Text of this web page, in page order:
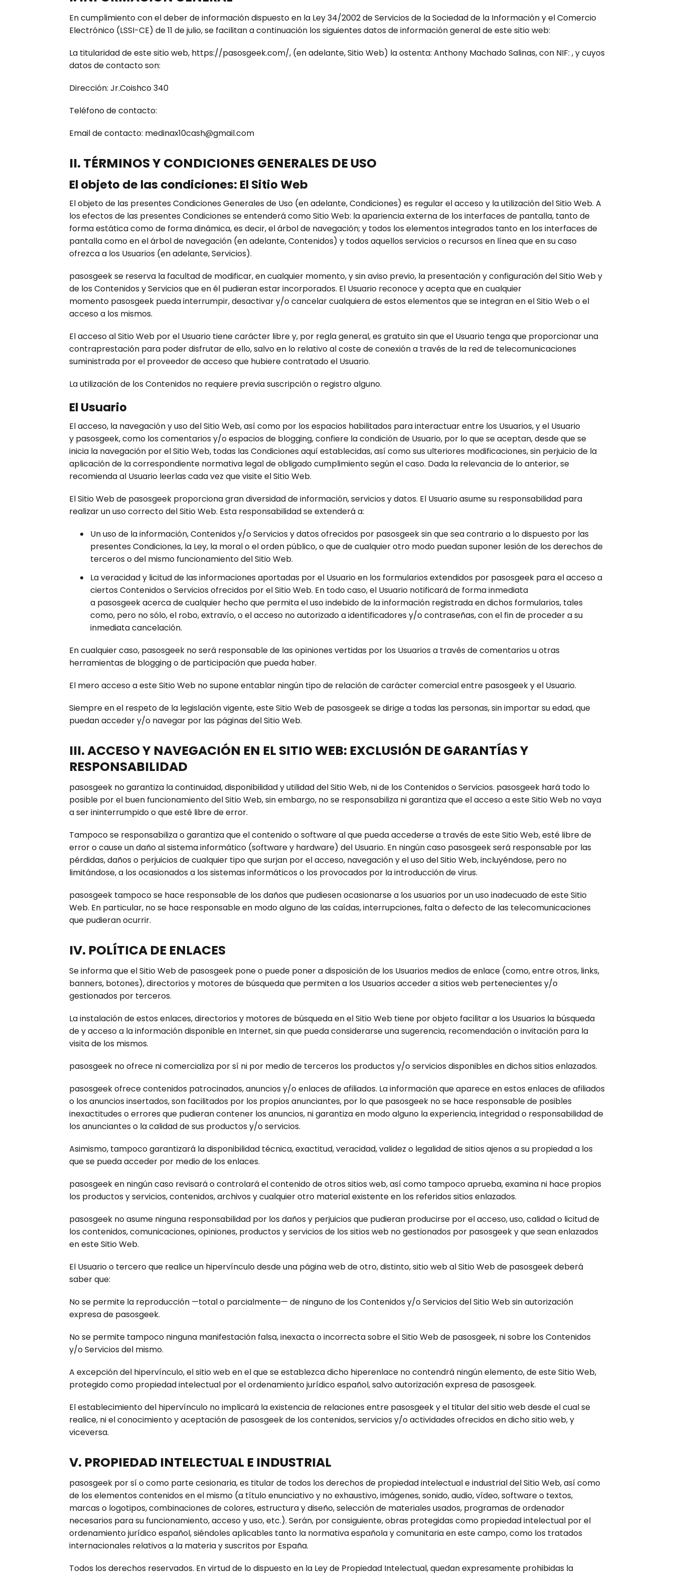
En cumplimiento con el deber de información dispuesto en la Ley 34/2002 de Servicios de la Sociedad de la Información y el Comercio
Electrónico (LSSI-CE) de 11 de julio, se facilitan a continuación los siguientes datos de información general de este sitio web:
La titularidad de este sitio web, https://pasosgeek.com/, (en adelante, Sitio Web) la ostenta: Anthony Machado Salinas, con NIF: , y cuyos
datos de contacto son:
Dirección: Jr.Coishco 340
Teléfono de contacto:
Email de contacto: medinax10cash@gmail.com
II. TÉRMINOS Y CONDICIONES GENERALES DE USO
El objeto de las condiciones: El Sitio Web
El objeto de las presentes Condiciones Generales de Uso (en adelante, Condiciones) es regular el acceso y la utilización del Sitio Web. A
los efectos de las presentes Condiciones se entenderá como Sitio Web: la apariencia externa de los interfaces de pantalla, tanto de
forma estática como de forma dinámica, es decir, el árbol de navegación; y todos los elementos integrados tanto en los interfaces de
pantalla como en el árbol de navegación (en adelante, Contenidos) y todos aquellos servicios o recursos en línea que en su caso
ofrezca a los Usuarios (en adelante, Servicios).
pasosgeek se reserva la facultad de modificar, en cualquier momento, y sin aviso previo, la presentación y configuración del Sitio Web y
de los Contenidos y Servicios que en él pudieran estar incorporados. El Usuario reconoce y acepta que en cualquier
momento pasosgeek pueda interrumpir, desactivar y/o cancelar cualquiera de estos elementos que se integran en el Sitio Web o el
acceso a los mismos.
El acceso al Sitio Web por el Usuario tiene carácter libre y, por regla general, es gratuito sin que el Usuario tenga que proporcionar una
contraprestación para poder disfrutar de ello, salvo en lo relativo al coste de conexión a través de la red de telecomunicaciones
suministrada por el proveedor de acceso que hubiere contratado el Usuario.
La utilización de los Contenidos no requiere previa suscripción o registro alguno.
El Usuario
El acceso, la navegación y uso del Sitio Web, así como por los espacios habilitados para interactuar entre los Usuarios, y el Usuario
y pasosgeek, como los comentarios y/o espacios de blogging, confiere la condición de Usuario, por lo que se aceptan, desde que se
inicia la navegación por el Sitio Web, todas las Condiciones aquí establecidas, así como sus ulteriores modificaciones, sin perjuicio de la
aplicación de la correspondiente normativa legal de obligado cumplimiento según el caso. Dada la relevancia de lo anterior, se
recomienda al Usuario leerlas cada vez que visite el Sitio Web.
El Sitio Web de pasosgeek proporciona gran diversidad de información, servicios y datos. El Usuario asume su responsabilidad para
realizar un uso correcto del Sitio Web. Esta responsabilidad se extenderá a:
Un uso de la información, Contenidos y/o Servicios y datos ofrecidos por pasosgeek sin que sea contrario a lo dispuesto por las
presentes Condiciones, la Ley, la moral o el orden público, o que de cualquier otro modo puedan suponer lesión de los derechos de
terceros o del mismo funcionamiento del Sitio Web.
La veracidad y licitud de las informaciones aportadas por el Usuario en los formularios extendidos por pasosgeek para el acceso a
ciertos Contenidos o Servicios ofrecidos por el Sitio Web. En todo caso, el Usuario notificará de forma inmediata
a pasosgeek acerca de cualquier hecho que permita el uso indebido de la información registrada en dichos formularios, tales
como, pero no sólo, el robo, extravío, o el acceso no autorizado a identificadores y/o contraseñas, con el fin de proceder a su
inmediata cancelación.
En cualquier caso, pasosgeek no será responsable de las opiniones vertidas por los Usuarios a través de comentarios u otras
herramientas de blogging o de participación que pueda haber.
El mero acceso a este Sitio Web no supone entablar ningún tipo de relación de carácter comercial entre pasosgeek y el Usuario.
Siempre en el respeto de la legislación vigente, este Sitio Web de pasosgeek se dirige a todas las personas, sin importar su edad, que
puedan acceder y/o navegar por las páginas del Sitio Web.
III. ACCESO Y NAVEGACIÓN EN EL SITIO WEB: EXCLUSIÓN DE GARANTÍAS Y
RESPONSABILIDAD
pasosgeek no garantiza la continuidad, disponibilidad y utilidad del Sitio Web, ni de los Contenidos o Servicios. pasosgeek hará todo lo
posible por el buen funcionamiento del Sitio Web, sin embargo, no se responsabiliza ni garantiza que el acceso a este Sitio Web no vaya
a ser ininterrumpido o que esté libre de error.
Tampoco se responsabiliza o garantiza que el contenido o software al que pueda accederse a través de este Sitio Web, esté libre de
error o cause un daño al sistema informático (software y hardware) del Usuario. En ningún caso pasosgeek será responsable por las
pérdidas, daños o perjuicios de cualquier tipo que surjan por el acceso, navegación y el uso del Sitio Web, incluyéndose, pero no
limitándose, a los ocasionados a los sistemas informáticos o los provocados por la introducción de virus.
pasosgeek tampoco se hace responsable de los daños que pudiesen ocasionarse a los usuarios por un uso inadecuado de este Sitio
Web. En particular, no se hace responsable en modo alguno de las caídas, interrupciones, falta o defecto de las telecomunicaciones
que pudieran ocurrir.
IV. POLÍTICA DE ENLACES
Se informa que el Sitio Web de pasosgeek pone o puede poner a disposición de los Usuarios medios de enlace (como, entre otros, links,
banners, botones), directorios y motores de búsqueda que permiten a los Usuarios acceder a sitios web pertenecientes y/o
gestionados por terceros.
La instalación de estos enlaces, directorios y motores de búsqueda en el Sitio Web tiene por objeto facilitar a los Usuarios la búsqueda
de y acceso a la información disponible en Internet, sin que pueda considerarse una sugerencia, recomendación o invitación para la
visita de los mismos.
pasosgeek no ofrece ni comercializa por sí ni por medio de terceros los productos y/o servicios disponibles en dichos sitios enlazados.
pasosgeek ofrece contenidos patrocinados, anuncios y/o enlaces de afiliados. La información que aparece en estos enlaces de afiliados
o los anuncios insertados, son facilitados por los propios anunciantes, por lo que pasosgeek no se hace responsable de posibles
inexactitudes o errores que pudieran contener los anuncios, ni garantiza en modo alguno la experiencia, integridad o responsabilidad de
los anunciantes o la calidad de sus productos y/o servicios.
Asimismo, tampoco garantizará la disponibilidad técnica, exactitud, veracidad, validez o legalidad de sitios ajenos a su propiedad a los
que se pueda acceder por medio de los enlaces.
pasosgeek en ningún caso revisará o controlará el contenido de otros sitios web, así como tampoco aprueba, examina ni hace propios
los productos y servicios, contenidos, archivos y cualquier otro material existente en los referidos sitios enlazados.
pasosgeek no asume ninguna responsabilidad por los daños y perjuicios que pudieran producirse por el acceso, uso, calidad o licitud de
los contenidos, comunicaciones, opiniones, productos y servicios de los sitios web no gestionados por pasosgeek y que sean enlazados
en este Sitio Web.
El Usuario o tercero que realice un hipervínculo desde una página web de otro, distinto, sitio web al Sitio Web de pasosgeek deberá
saber que:
No se permite la reproducción —total o parcialmente— de ninguno de los Contenidos y/o Servicios del Sitio Web sin autorización
expresa de pasosgeek.
No se permite tampoco ninguna manifestación falsa, inexacta o incorrecta sobre el Sitio Web de pasosgeek, ni sobre los Contenidos
y/o Servicios del mismo.
A excepción del hipervínculo, el sitio web en el que se establezca dicho hiperenlace no contendrá ningún elemento, de este Sitio Web,
protegido como propiedad intelectual por el ordenamiento jurídico español, salvo autorización expresa de pasosgeek.
El establecimiento del hipervínculo no implicará la existencia de relaciones entre pasosgeek y el titular del sitio web desde el cual se
realice, ni el conocimiento y aceptación de pasosgeek de los contenidos, servicios y/o actividades ofrecidos en dicho sitio web, y
viceversa.
V. PROPIEDAD INTELECTUAL E INDUSTRIAL
pasosgeek por sí o como parte cesionaria, es titular de todos los derechos de propiedad intelectual e industrial del Sitio Web, así como
de los elementos contenidos en el mismo (a título enunciativo y no exhaustivo, imágenes, sonido, audio, vídeo, software o textos,
marcas o logotipos, combinaciones de colores, estructura y diseño, selección de materiales usados, programas de ordenador
necesarios para su funcionamiento, acceso y uso, etc.). Serán, por consiguiente, obras protegidas como propiedad intelectual por el
ordenamiento jurídico español, siéndoles aplicables tanto la normativa española y comunitaria en este campo, como los tratados
internacionales relativos a la materia y suscritos por España.
Todos los derechos reservados. En virtud de lo dispuesto en la Ley de Propiedad Intelectual, quedan expresamente prohibidas la